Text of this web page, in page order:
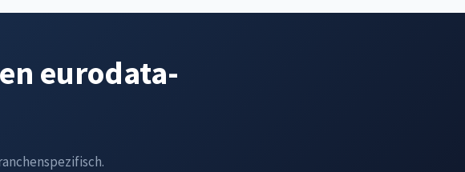
eurodata-